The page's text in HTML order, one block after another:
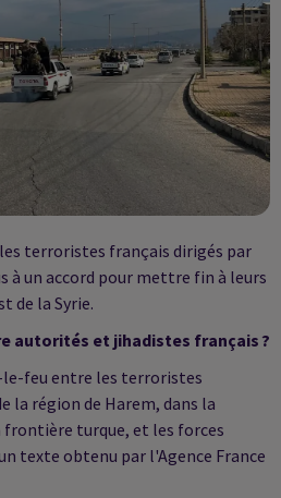
terroristes français dirigés par
à un accord pour mettre fin à leurs
de la Syrie.
autorités et jihadistes français ?
le-feu entre les terroristes
la région de Harem, dans la
frontière turque, et les forces
texte obtenu par l'Agence France